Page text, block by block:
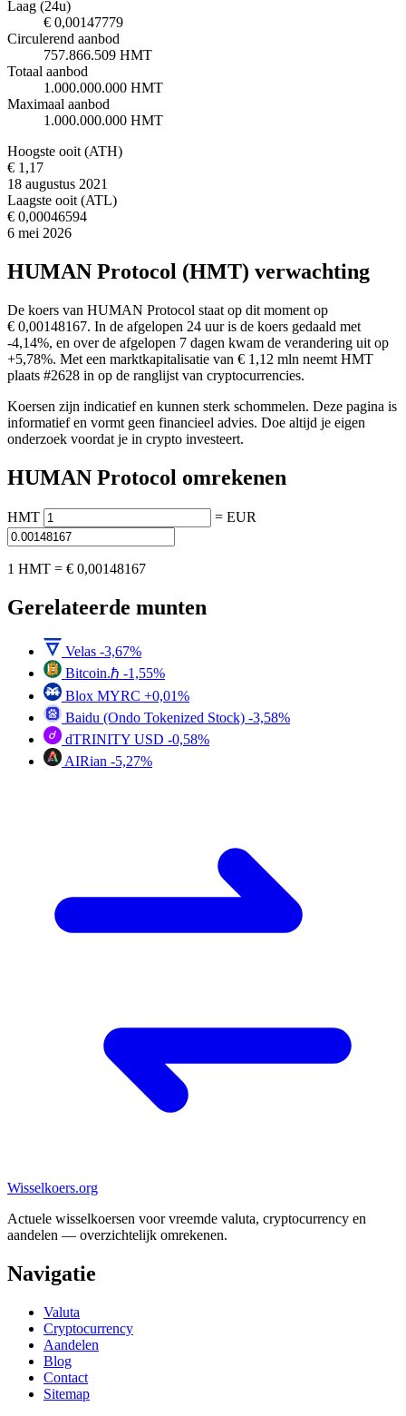
Laag (24u)
€ 0,00147779
Circulerend aanbod
757.866.509 HMT
Totaal aanbod
1.000.000.000 HMT
Maximaal aanbod
1.000.000.000 HMT
Hoogste ooit (ATH)
€ 1,17
18 augustus 2021
Laagste ooit (ATL)
€ 0,00046594
6 mei 2026
HUMAN Protocol (HMT) verwachting
De koers van HUMAN Protocol staat op dit moment op
€ 0,00148167. In de afgelopen 24 uur is de koers gedaald met
-4,14%, en over de afgelopen 7 dagen kwam de verandering uit op
+5,78%. Met een marktkapitalisatie van € 1,12 mln neemt HMT
plaats #2628 in op de ranglijst van cryptocurrencies.
Koersen zijn indicatief en kunnen sterk schommelen. Deze pagina is
informatief en vormt geen financieel advies. Doe altijd je eigen
onderzoek voordat je in crypto investeert.
HUMAN Protocol omrekenen
HMT = EUR
1 HMT = € 0,00148167
Gerelateerde munten
Velas -3,67%
Bitcoin.ℏ -1,55%
Blox MYRC +0,01%
Baidu (Ondo Tokenized Stock) -3,58%
dTRINITY USD -0,58%
AIRian -5,27%
Wisselkoers.org
Actuele wisselkoersen voor vreemde valuta, cryptocurrency en
aandelen — overzichtelijk omrekenen.
Navigatie
Valuta
Cryptocurrency
Aandelen
Blog
Contact
Sitemap